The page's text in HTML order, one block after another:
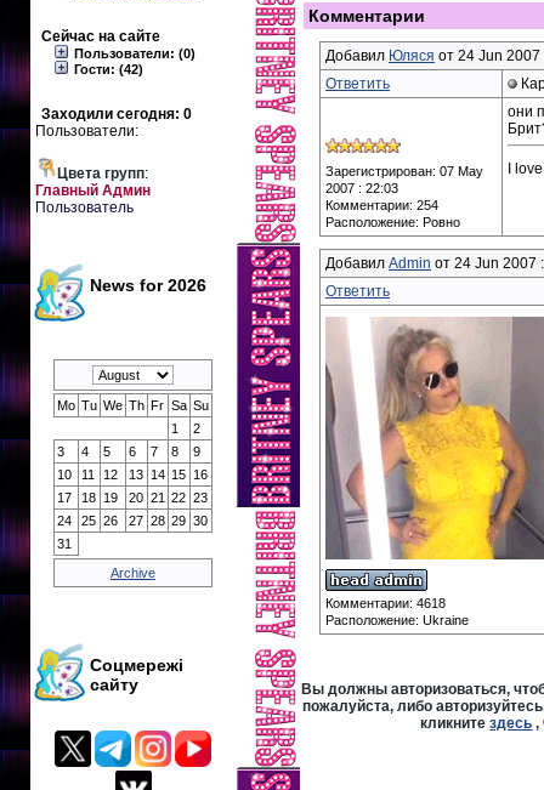
Сейчас на сайте
Пользователи: (0)
Гости: (42)
Заходили сегодня: 0
Пользователи:
Цвета групп:
Главный Админ
Пользователь
News for 2026
Mo Tu We Th Fr Sa Su
1
2
3
4 5 6 7 8
9
10
11 12 13 14 15 16
17
18 19 20 21 22 23
24
25 26 27 28 29 30
31
Archive
Соцмережі
сайту
Комментарии
Добавил Юляся от 24 Jun 2007
Ответить
Зарегистрирован: 07 May
2007 : 22:03
Комментарии: 254
Расположение: Ровно
они
I
Добавил Admin от 24 Jun 2007
Ответить
Комментарии: 4618
Расположение: Ukraine
Вы должны авторизоваться,
пожалуйста, либо
кликнитездесь ,